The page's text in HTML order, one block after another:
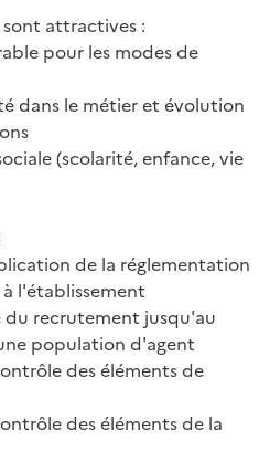
attractives :
pour les modes de
dans le métier et évolution
(scolarité, enfance, vie
de la réglementation
l'établissement
recrutement jusqu'au
population d'agent
des éléments de
des éléments de la